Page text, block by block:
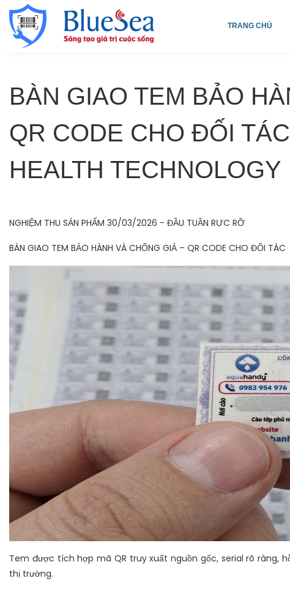
TRANG CHỦ
BÀN GIAO TEM BẢO
QR CODE CHO ĐỐI
HEALTH TECHNOLOGY
NGHIỆM THU SẢN PHẨM 30/03/2026 - ĐẦU TUẦN RỰC RỠ
BÀN GIAO TEM BẢO HÀNH VÀ CHỐNG GIẢ – QR CODE CHO ĐỐI TÁC
Tem được tích hợp mã QR truy xuất nguồn gốc, serial rõ ràng,
thị trường.